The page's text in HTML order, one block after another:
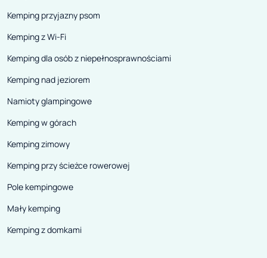
Kemping przyjazny psom
Kemping z Wi-Fi
Kemping dla osób z niepełnosprawnościami
Kemping nad jeziorem
Namioty glampingowe
Kemping w górach
Kemping zimowy
Kemping przy ścieżce rowerowej
Pole kempingowe
Mały kemping
Kemping z domkami